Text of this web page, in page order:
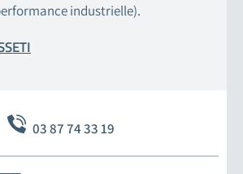
industrielle).
03 87 74 33 19